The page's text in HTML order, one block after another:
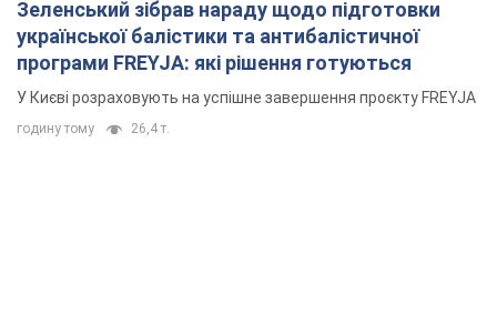
Зеленський зібрав нараду щодо підготовки
української балістики та антибалістичної
програми FREYJA: які рішення готуються
У Києві розраховують на успішне завершення проєкту FREYJA
годину тому 26,4 т.